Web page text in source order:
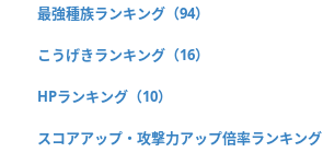
最強種族ランキング（94）
こうげきランキング（16）
HPランキング（10）
スコアアップ・攻撃力アップ倍率ランキング